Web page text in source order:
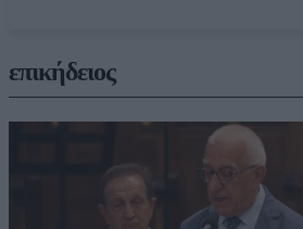
επικήδειος